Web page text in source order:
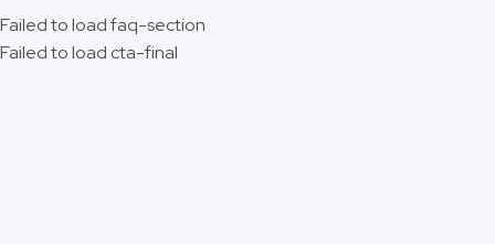
Failed to load faq-section
Failed to load cta-final